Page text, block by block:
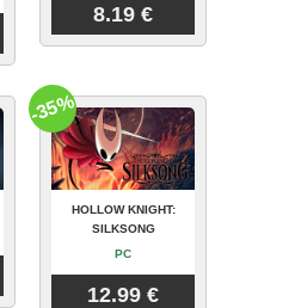
8.19 €
HOLLOW KNIGHT:
SILKSONG
PC
12.99 €
-35%